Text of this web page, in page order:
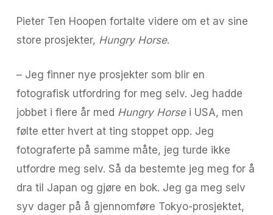
Pieter Ten Hoopen fortalte videre om et av sine
store prosjekter, Hungry Horse.
– Jeg finner nye prosjekter som blir en
fotografisk utfordring for meg selv. Jeg hadde
jobbet i flere år med Hungry Horsei USA, men
følte etter hvert at ting stoppet opp. Jeg
fotograferte på samme måte, jeg turde ikke
utfordre meg selv. Så da bestemte jeg meg for å
dra til Japan og gjøre en bok. Jeg ga meg selv
syv dager på å gjennomføre Tokyo-prosjektet,